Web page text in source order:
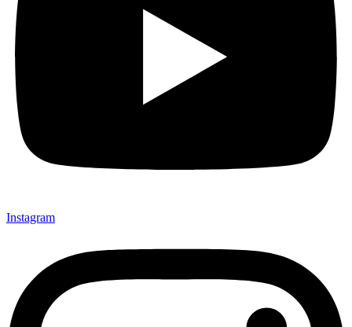
Instagram